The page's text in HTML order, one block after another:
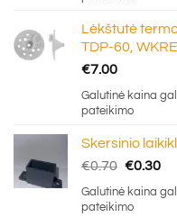
Lėkštutė
TDP-60,
€7.00
Galutinė kaina
pateikimo
Skersinio
€0.70 Original
price
was:
€0.30
is:
Galutinė kaina
pateikimo